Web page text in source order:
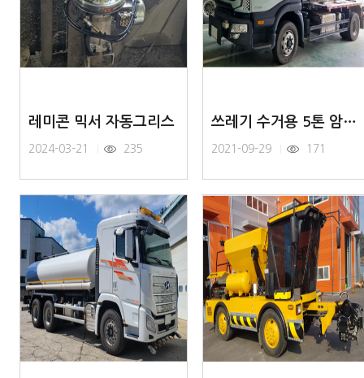
레미콘 믹서 자동그리스
2024-03-21 235
쓰레기 수거용 5톤 암롤 트럭 - 자동그리스 주유기
2021-09-29 171